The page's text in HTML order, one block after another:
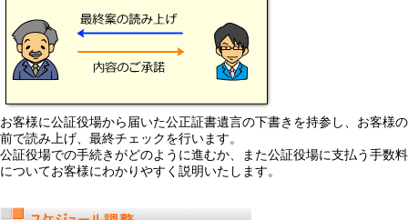
お客様に公証役場から届いた公正証書遺言の下書きを持参し、お客様の
前で読み上げ、最終チェックを行います。
公証役場での手続きがどのように進むか、また公証役場に支払う手数料
についてお客様にわかりやすく説明いたします。